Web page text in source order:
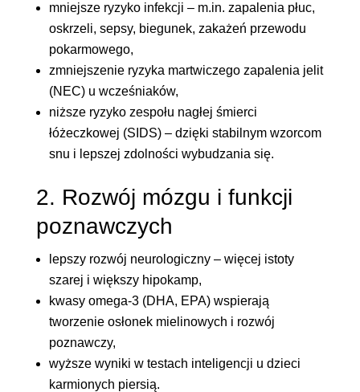
mniejsze ryzyko infekcji – m.in. zapalenia płuc,
oskrzeli, sepsy, biegunek, zakażeń przewodu
pokarmowego,
zmniejszenie ryzyka martwiczego zapalenia jelit
(NEC) u wcześniaków,
niższe ryzyko zespołu nagłej śmierci
łóżeczkowej (SIDS) – dzięki stabilnym wzorcom
snu i lepszej zdolności wybudzania się.
2. Rozwój mózgu i funkcji
poznawczych
lepszy rozwój neurologiczny – więcej istoty
szarej i większy hipokamp,
kwasy omega-3 (DHA, EPA) wspierają
tworzenie osłonek mielinowych i rozwój
poznawczy,
wyższe wyniki w testach inteligencji u dzieci
karmionych piersią.